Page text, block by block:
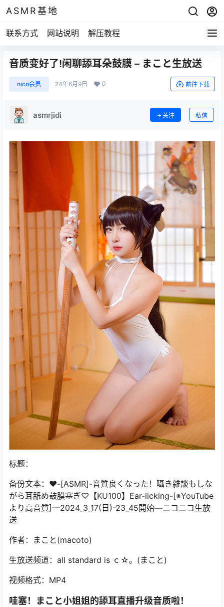
ASMR基地
联系方式 网站说明 解压教程
音质变好了!闲聊舔耳朵鼓膜 – まこと生放送
nico会员 24年6月9日 0 前往下载
asmrjidi 关注 私信
标题：
备份文本：♥️-[ASMR]-音質良くなった！囁き雑談もしな
がら耳舐め鼓膜塞ぎ♡【KU100】Ear-licking-[※YouTube
より高音質]—2024_3_17(日)-23_45開始—ニコニコ生放
送
作者：まこと(macoto)
生放送频道：all standard is ｃ☆。(まこと)
视频格式：MP4
哇塞！ まこと小姐姐的舔耳直播升级音质啦！